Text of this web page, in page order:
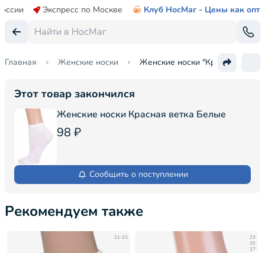
Экспресс по Москве Клуб НосМаг - Цены как опт
Главная Женские носки Женские носки "Красная ветка"
Этот товар закончился
Женские носки Красная ветка Белые
98 ₽
Сообщить о поступлении
Рекомендуем также
21-23
23
25
27